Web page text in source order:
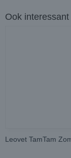
Ook interessant
Leovet TamTam